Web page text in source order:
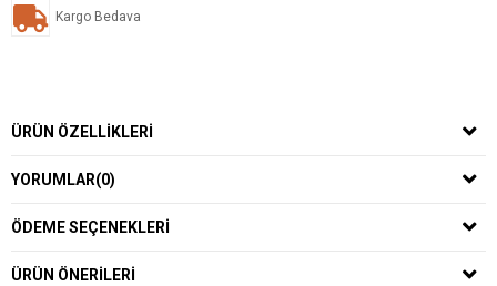
Kargo Bedava
ÜRÜN ÖZELLIKLERI
YORUMLAR(0)
ÖDEME SEÇENEKLERI
ÜRÜN ÖNERILERI